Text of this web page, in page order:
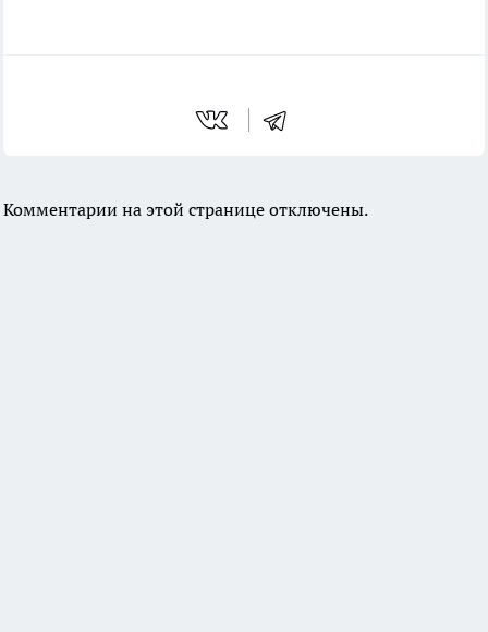
Комментарии на этой странице отключены.